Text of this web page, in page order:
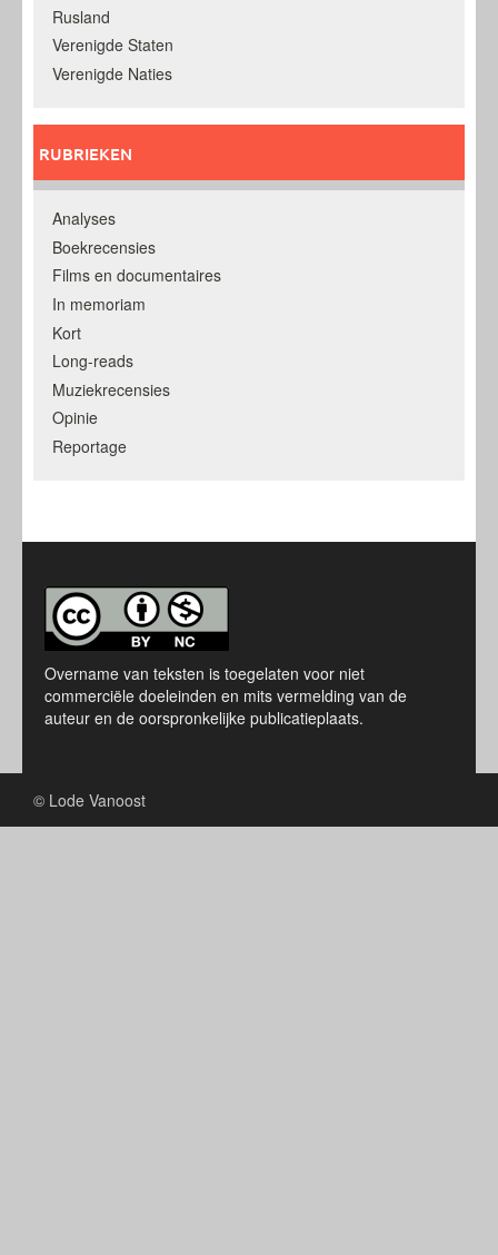
Rusland
Verenigde Staten
Verenigde Naties
RUBRIEKEN
Analyses
Boekrecensies
Films en documentaires
In memoriam
Kort
Long-reads
Muziekrecensies
Opinie
Reportage
Overname van teksten is toegelaten voor niet
commerciële doeleinden en mits vermelding van de
auteur en de oorspronkelijke publicatieplaats.
© Lode Vanoost